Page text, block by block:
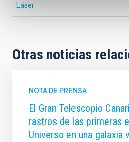
Láser
Otras noticias
NOTA DE PRENSA
El Gran Telescopio
rastros de las primeras
Universo en una galaxia